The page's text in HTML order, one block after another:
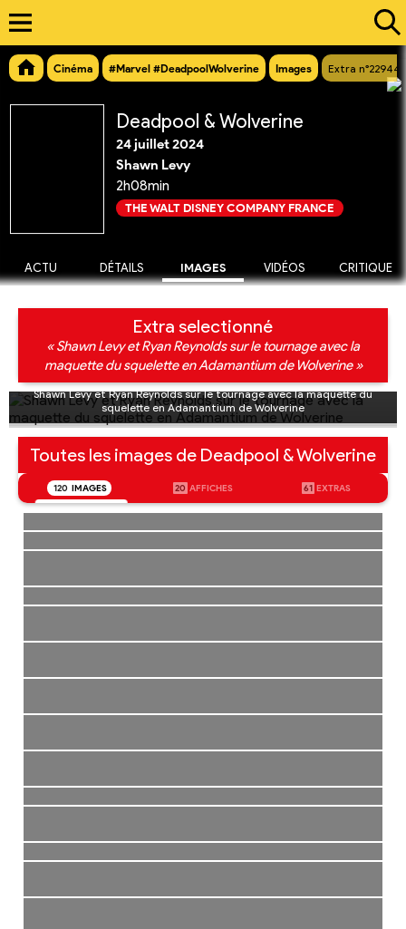
Cinéma #Marvel #DeadpoolWolverine Images Extra n°22944
Deadpool & Wolverine
24 juillet 2024
Shawn Levy
2h08min
THE WALT DISNEY COMPANY FRANCE
ACTU DÉTAILS IMAGES VIDÉOS CRITIQUE
Extra selectionné
« Shawn Levy et Ryan Reynolds sur le tournage avec la
maquette du squelette en Adamantium de Wolverine »
Shawn Levy et Ryan Reynolds sur le tournage avec la maquette du
squelette en Adamantium de Wolverine
Toutes les images de Deadpool & Wolverine
120 IMAGES 20 AFFICHES 61 EXTRAS